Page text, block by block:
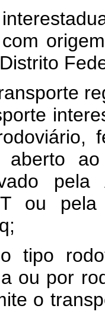
aberto
ou pela
tipo
ou por
o